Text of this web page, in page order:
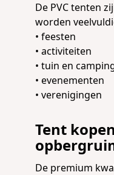
De PVC tenten
worden
• feesten
• activiteiten
• tuin en
• evenementen
• verenigingen
Tent
De premium